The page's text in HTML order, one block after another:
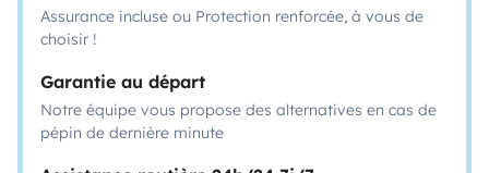
Assurance incluse ou Protection renforcée, à vous de
choisir !
Garantie au départ
Notre équipe vous propose des alternatives en cas de
pépin de dernière minute